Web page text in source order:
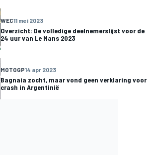
WEC11 mei 2023
Overzicht: De volledige deelnemerslijst voor de
24 uur van Le Mans 2023
MOTOGP14 apr 2023
Bagnaia zocht, maar vond geen verklaring voor
crash in Argentinië